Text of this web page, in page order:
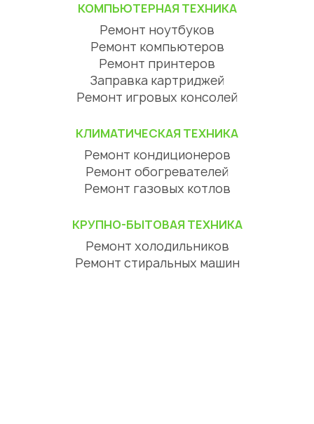
КОМПЬЮТЕРНАЯ ТЕХНИКА
Ремонт ноутбуков
Ремонт компьютеров
Ремонт принтеров
Заправка картриджей
Ремонт игровых консолей
КЛИМАТИЧЕСКАЯ ТЕХНИКА
Ремонт кондиционеров
Ремонт обогревателей
Ремонт газовых котлов
КРУПНО-БЫТОВАЯ ТЕХНИКА
Ремонт холодильников
Ремонт стиральных машин